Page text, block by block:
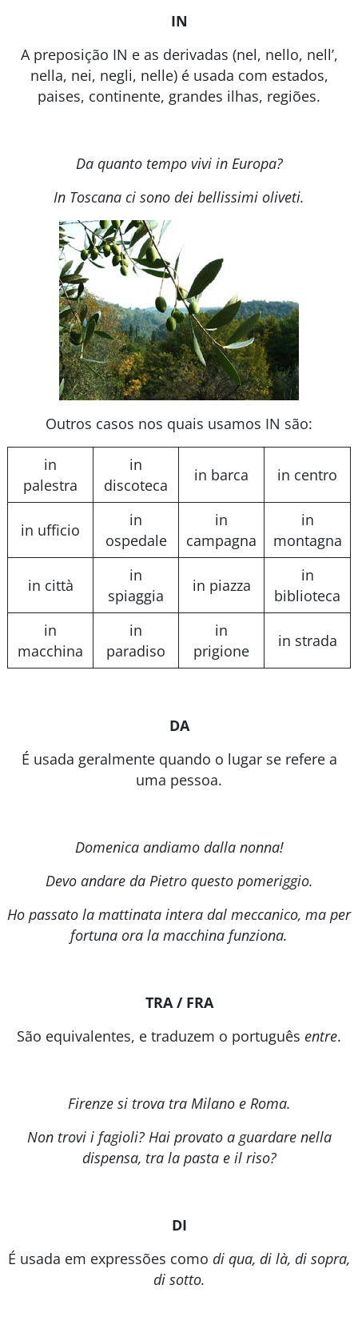
IN
A preposição IN e as derivadas (nel, nello, nell’,
nella, nei, negli, nelle) é usada com estados,
paises, continente, grandes ilhas, regiões.
Da quanto tempo vivi in Europa?
In Toscana ci sono dei bellissimi oliveti.
Outros casos nos quais usamos IN são:
in
palestra
in
discoteca
in barca in centro
in ufficio
in
ospedale
in
campagna
in
montagna
in città
in
spiaggia
in piazza
in
biblioteca
in
macchina
in
paradiso
in
prigione
in strada
DA
É usada geralmente quando o lugar se refere a
uma pessoa.
Domenica andiamo dalla nonna!
Devo andare da Pietro questo pomeriggio.
Ho passato la mattinata intera dal meccanico, ma per
fortuna ora la macchina funziona.
TRA / FRA
São equivalentes, e traduzem o português entre.
Firenze si trova tra Milano e Roma.
Non trovi i fagioli? Hai provato a guardare nella
dispensa, tra la pasta e il riso?
DI
É usada em expressões como di qua, di là, di sopra,
di sotto.